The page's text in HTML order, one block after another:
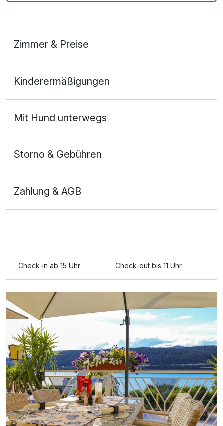
Zimmer & Preise
2 Erwachsene und 2 Kinder
Ausstattung
Für 7 Tage p.P. ab 1.248,00 €
Doppelzimmer Seeseite
2 Erwachsene und 1 Kind
Kinderermäßigungen
Mit Hund unterwegs
Storno & Gebühren
Zahlung & AGB
Check-in ab 15 Uhr Check-out bis 11 Uhr